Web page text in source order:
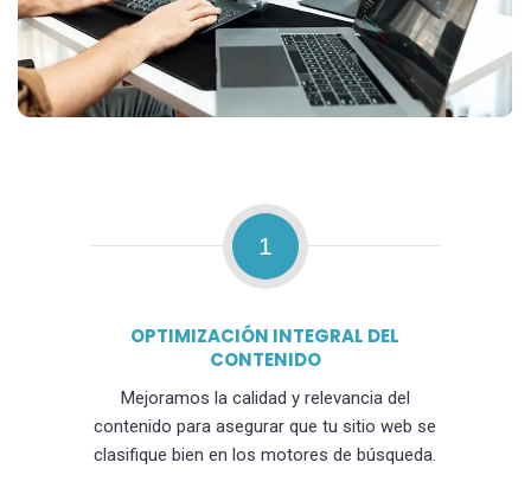
1
OPTIMIZACIÓN INTEGRAL DEL
CONTENIDO
Mejoramos la calidad y relevancia del
contenido para asegurar que tu sitio web se
clasifique bien en los motores de búsqueda.